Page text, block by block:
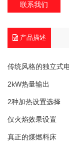
联系我们
产品描述
传统风格的独立式
2kW热量输出
2种加热设置选择
仅火焰效果设置
真正的煤燃料床